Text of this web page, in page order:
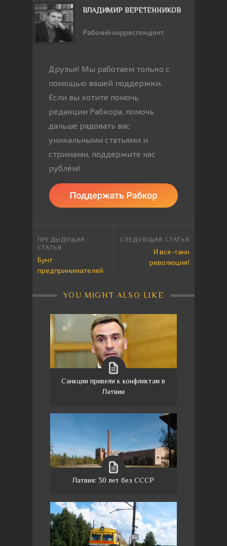
ВЛАДИМИР ВЕРЕТЕННИКОВ
Рабочий корреспондент.
Друзья! Мы работаем только с
помощью вашей поддержки.
Если вы хотите помочь
редакции Рабкора, помочь
дальше радовать вас
уникальными статьями и
стримами, поддержите нас
рублём!
Бунт
предпринимателей
И все-таки
революция!
YOU MIGHT ALSO LIKE
Санкции привели к конфликтам в
Латвии
Латвия: 30 лет без СССР